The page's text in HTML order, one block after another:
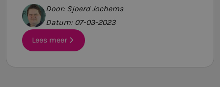
Door: Sjoerd Jochems
Datum: 07-03-2023
Lees meer